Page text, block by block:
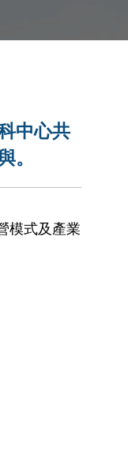
中心共
。
模式及產業